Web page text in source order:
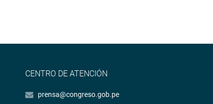
CENTRO DE ATENCIÓN
prensa@congreso.gob.pe